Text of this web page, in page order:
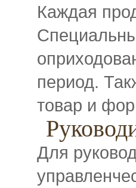
Каждая
период.
товар и
Для